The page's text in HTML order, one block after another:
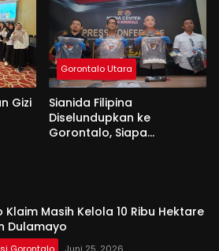
Gizi
Gorontalo Utara
Sianida Filipina
Diselundupkan ke
Gorontalo, Siapa
Klaim Masih Kelola 10 Ribu Hektare
Dulamayo